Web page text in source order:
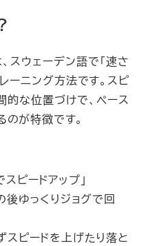
、スウェーデン語で「速さ
ーニング方法です。スピ
な位置づけで、ペース
が特徴です。
ピードアップ」
後ゆっくりジョグで回
スピードを上げたり落と